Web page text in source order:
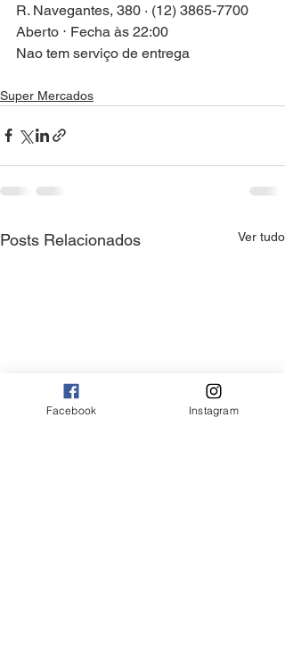
R. Navegantes, 380 · (12) 3865-7700
Aberto ⋅ Fecha às 22:00
Nao tem serviço de entrega
Super Mercados
Posts Relacionados Ver tudo
Facebook Instagram